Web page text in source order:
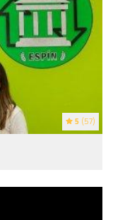
5 (57)